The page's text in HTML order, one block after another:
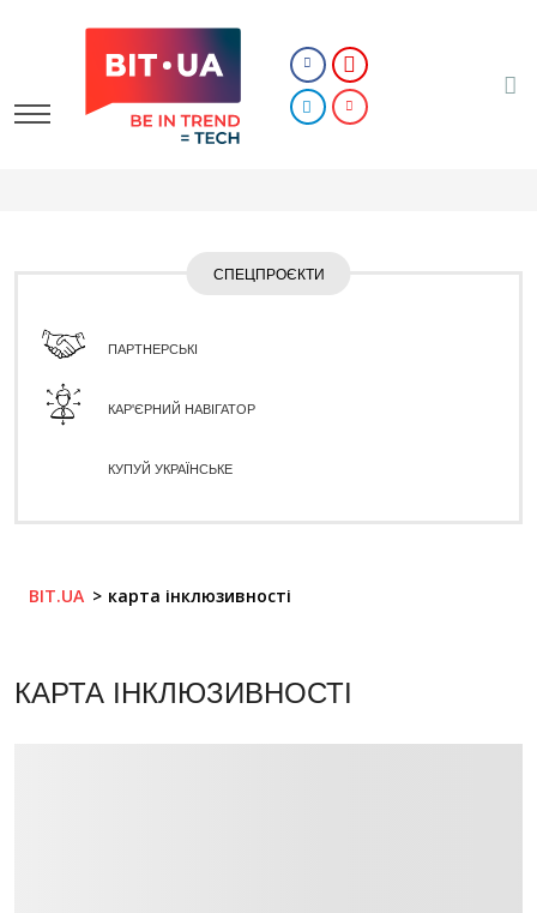
СПЕЦПРОЄКТИ
ПАРТНЕРСЬКІ
КАР'ЄРНИЙ НАВІГАТОР
КУПУЙ УКРАЇНСЬКЕ
BIT.UA карта інклюзивності
КАРТА ІНКЛЮЗИВНОСТІ